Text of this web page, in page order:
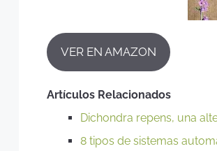
VER EN AMAZON
Artículos Relacionados
Dichondra repens, una
8 tipos de sistemas